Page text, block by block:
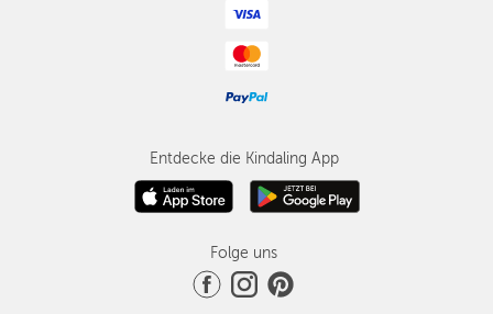
Entdecke die Kindaling App
Folge uns